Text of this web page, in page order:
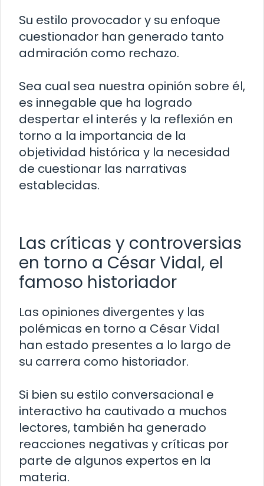
Su estilo provocador y su enfoque
cuestionador han generado tanto
admiración como rechazo.
Sea cual sea nuestra opinión sobre él,
es innegable que ha logrado
despertar el interés y la reflexión en
torno a la importancia de la
objetividad histórica y la necesidad
de cuestionar las narrativas
establecidas.
Las críticas y controversias
en torno a César Vidal, el
famoso historiador
Las opiniones divergentes y las
polémicas en torno a César Vidal
han estado presentes a lo largo de
su carrera como historiador.
Si bien su estilo conversacional e
interactivo ha cautivado a muchos
lectores, también ha generado
reacciones negativas y críticas por
parte de algunos expertos en la
materia.